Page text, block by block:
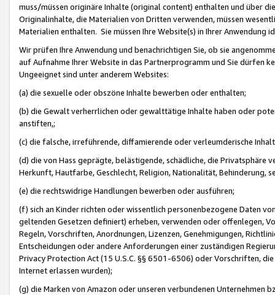
muss/müssen originäre Inhalte (original content) enthalten und über
Originalinhalte, die Materialien von Dritten verwenden, müssen
Materialien enthalten. Sie müssen Ihre Website(s) in Ihrer Anwendung
Wir prüfen Ihre Anwendung und benachrichtigen Sie, ob sie
auf Aufnahme Ihrer Website in das Partnerprogramm und Sie dürfen
Ungeeignet sind unter anderem Websites:
(a) die sexuelle oder obszöne Inhalte bewerben oder enthalten;
(b) die Gewalt verherrlichen oder gewalttätige Inhalte haben oder
anstiften,;
(c) die falsche, irreführende, diffamierende oder verleumderische
(d) die von Hass geprägte, belästigende, schädliche, die Privatsphäre
Herkunft, Hautfarbe, Geschlecht, Religion, Nationalität, Behinderung,
(e) die rechtswidrige Handlungen bewerben oder ausführen;
(f) sich an Kinder richten oder wissentlich personenbezogene Daten
geltenden Gesetzen definiert) erheben, verwenden oder offenlegen,
Regeln, Vorschriften, Anordnungen, Lizenzen, Genehmigungen,
Entscheidungen oder andere Anforderungen einer zuständigen
Privacy Protection Act (15 U.S.C. §§ 6501-6506) oder Vorschriften,
Internet erlassen wurden);
(g) die Marken von Amazon oder unseren verbundenen Unternehmen